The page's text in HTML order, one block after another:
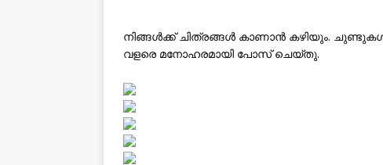
നിങ്ങൾക്ക് ചിത്രങ്ങൾ കാണാൻ കഴിയും.
വളരെ മനോഹരമായി പോസ് ചെയ്തു.